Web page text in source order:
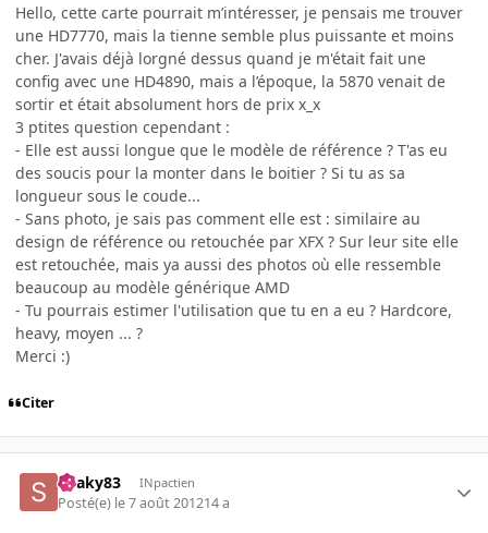
Hello, cette carte pourrait m’intéresser, je pensais me trouver
une HD7770, mais la tienne semble plus puissante et moins
cher. J'avais déjà lorgné dessus quand je m'était fait une
config avec une HD4890, mais a l’époque, la 5870 venait de
sortir et était absolument hors de prix x_x
3 ptites question cependant :
- Elle est aussi longue que le modèle de référence ? T'as eu
des soucis pour la monter dans le boitier ? Si tu as sa
longueur sous le coude...
- Sans photo, je sais pas comment elle est : similaire au
design de référence ou retouchée par XFX ? Sur leur site elle
est retouchée, mais ya aussi des photos où elle ressemble
beaucoup au modèle générique AMD
- Tu pourrais estimer l'utilisation que tu en a eu ? Hardcore,
heavy, moyen ... ?
Merci :)
Citer
Snaky83 INpactien
Posté(e) le 7 août 201214 a